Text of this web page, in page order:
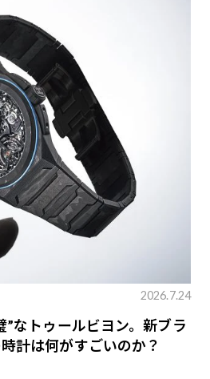
2026.7.24
”なトゥールビヨン。新ブラ
計は何がすごいのか？